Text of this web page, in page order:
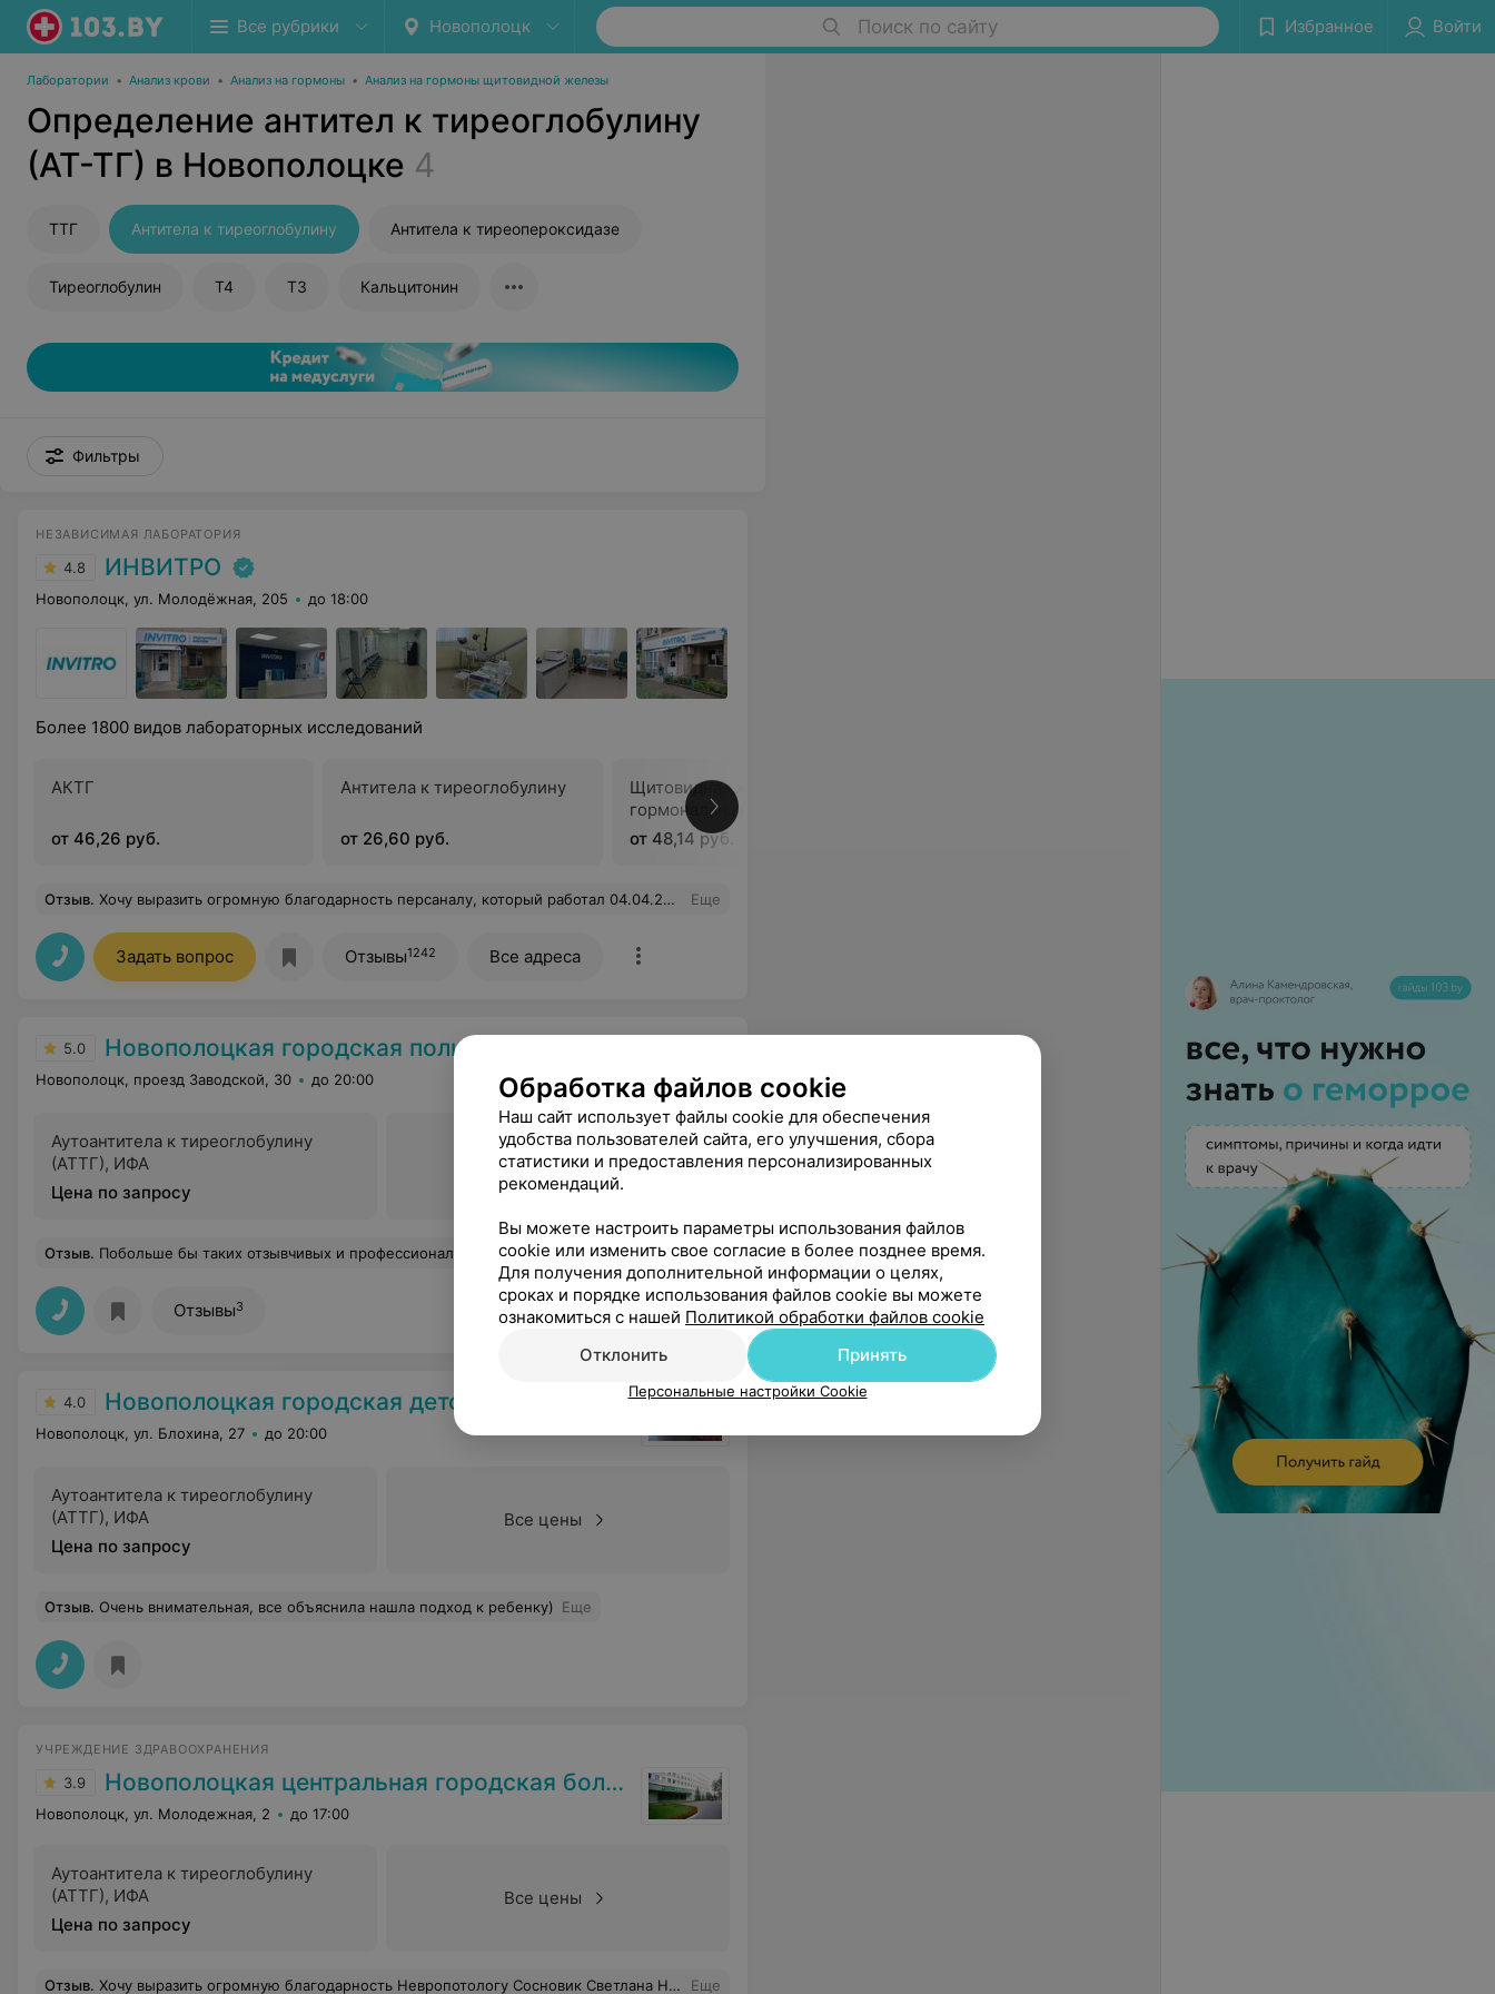
Все рубрики Новополоцк Поиск по сайту Избранное Войти
Лаборатории • Анализ крови • Анализ на гормоны • Анализ на гормоны щитовидной железы
Определение антител к тиреоглобулину
(АТ-ТГ) в Новополоцке 4
ТТГ Антитела к тиреоглобулину Антитела к тиреопероксидазе
Тиреоглобулин Т4 Т3 Кальцитонин
Фильтры
НЕЗАВИСИМАЯ ЛАБОРАТОРИЯ
4.8 ИНВИТРО
Новополоцк, ул. Молодёжная, 205 до 18:00
Более 1800 видов лабораторных исследований
АКТГ
от 46,26 руб.
Антитела к тиреоглобулину
от 26,60 руб.
Щитовидная железа:
гормональный профиль
от 48,14 руб.
Отзыв. Хочу выразить огромную благодарность персаналу, который работал 04.04.2025г. За высокий уровень обслуживания, доброжелательность и профессионализм. Очень приятно, что у нас есть такие работники в медицине. Так держать. Еще
Задать вопрос Отзывы1242 Все адреса
5.0 Новополоцкая городская поликлиника №4
Новополоцк, проезд Заводской, 30 до 20:00
Аутоантитела к тиреоглобулину
(АТТГ), ИФА
Цена по запросу
Все цены
Отзыв. Побольше бы таких отзывчивых и профессиональных врачей!!! Еще
Отзывы3
4.0 Новополоцкая городская детская поликлиника
Новополоцк, ул. Блохина, 27 до 20:00
Аутоантитела к тиреоглобулину
(АТТГ), ИФА
Цена по запросу
Все цены
Отзыв. Очень внимательная, все объяснила нашла подход к ребенку) Еще
УЧРЕЖДЕНИЕ ЗДРАВООХРАНЕНИЯ
3.9 Новополоцкая центральная городская больница
Новополоцк, ул. Молодежная, 2 до 17:00
Аутоантитела к тиреоглобулину
(АТТГ), ИФА
Цена по запросу
Все цены
Отзыв. Хочу выразить огромную благодарность Невропотологу Сосновик Светлана Николаевна, это врач от бога, золотой врач и понимающий очень помогла моей маме и мне, всегда выслушает и очень человечная и добрая, побольше бы таких врачей, как она, на таких врачах больница и держится! Спасибо вам огромное, здоровья вам крепкого и вашей семье Еще
Обработка файлов cookie
Наш сайт использует файлы cookie для обеспечения
удобства пользователей сайта, его улучшения, сбора
статистики и предоставления персонализированных
рекомендаций.
Вы можете настроить параметры использования файлов
cookie или изменить свое согласие в более позднее время.
Для получения дополнительной информации о целях,
сроках и порядке использования файлов cookie вы можете
ознакомиться с нашей Политикой обработки файлов cookie
Отклонить
Принять
Персональные настройки Cookie